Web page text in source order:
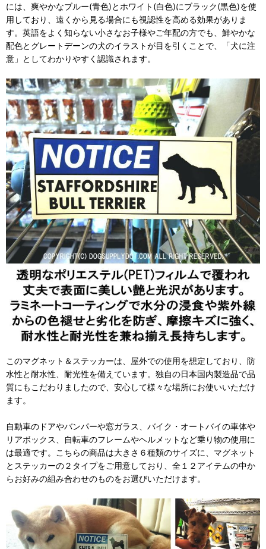
には、爽やかなブルー(青色)とホワイト(白色)にブラック(黒色)を使
用しており、遠くから見る場合にも視認性を高める効果がありま
す。英語をよく知らない小さなお子様やご年配の方でも、鮮やかな
配色とグレートデーンの犬のイラストが目を引くことで、「犬に注
意」としてわかりやすく認識されます。
このマグネット＆ステッカーは、屋外での使用を想定しており、防
水性と耐水性、耐光性を備えています。独自の日本国内製造品で品
質にもこだわりましたので、安心して様々な場所にお使いいただけ
ます。
自動車のドアやバンパーや窓ガラス、バイク・オートバイの車体や
リアボックス、自転車のフレームやヘルメットなど乗り物の使用に
は最適です。こちらの商品は大きさ６種類のサイズに、マグネット
とステッカーの２タイプをご用意しており、全１２アイテムの中か
らお好みの組み合わせのものをお選びいただけます。